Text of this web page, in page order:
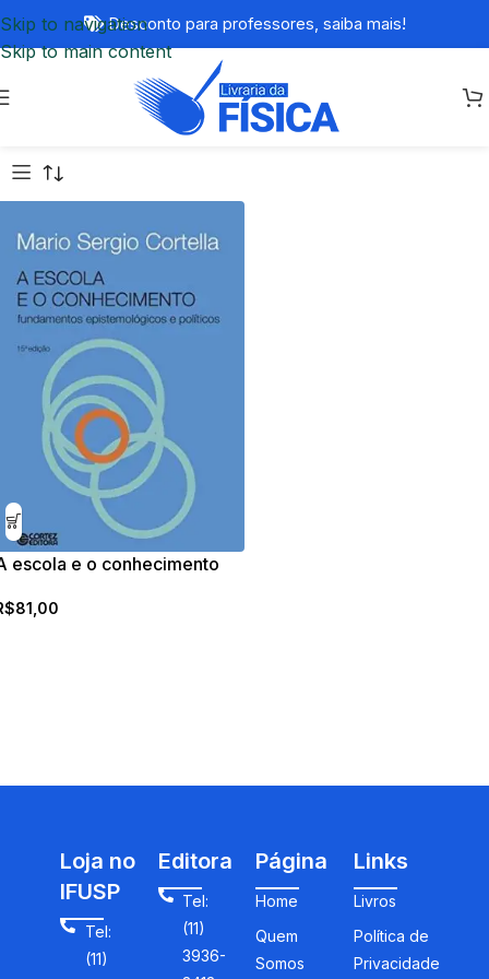
Skip to navigation
Skip to main content
Desconto para professores, saiba mais!
escola e o conhecimento
81,00
Loja no
IFUSP
Tel:
(11)
Editora
Tel:
(11)
3936-
Página
Home
Quem
Somos
Links
Livros
Política de
Privacidade